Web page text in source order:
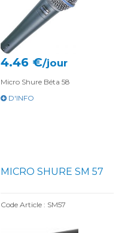
4.46 €/jour
Micro Shure Béta 58
D'INFO
MICRO SHURE SM 57
Code Article : SM57